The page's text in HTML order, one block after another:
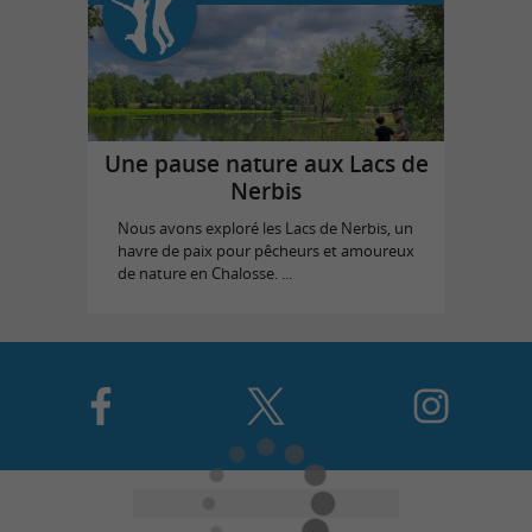
Une pause nature aux Lacs de
Nerbis
Nous avons exploré les Lacs de Nerbis, un
havre de paix pour pêcheurs et amoureux
de nature en Chalosse. ...